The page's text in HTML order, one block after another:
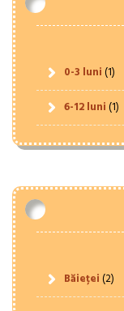
0-3 luni(1)
6-12 luni(1)
Băieței(2)